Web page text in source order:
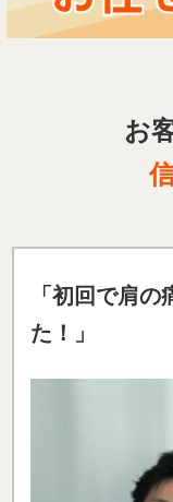
お
「初回で肩
た！」